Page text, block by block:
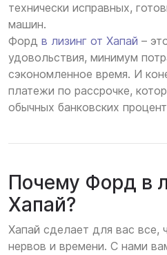
технически исправных,
машин.
Форд в лизинг от Хапай –
удовольствия, минимум
сэкономленное время. И
платежи по рассрочке,
обычных банковских
Почему Форд в
Хапай?
Хапай сделает для вас все,
нервов и времени. С нами